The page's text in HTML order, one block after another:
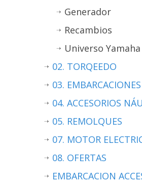
Generador
Recambios
Universo Yamaha
02. TORQEEDO
03. EMBARCACIONES
04. ACCESORIOS
05. REMOLQUES
07. MOTOR
08. OFERTAS
EMBARCACION